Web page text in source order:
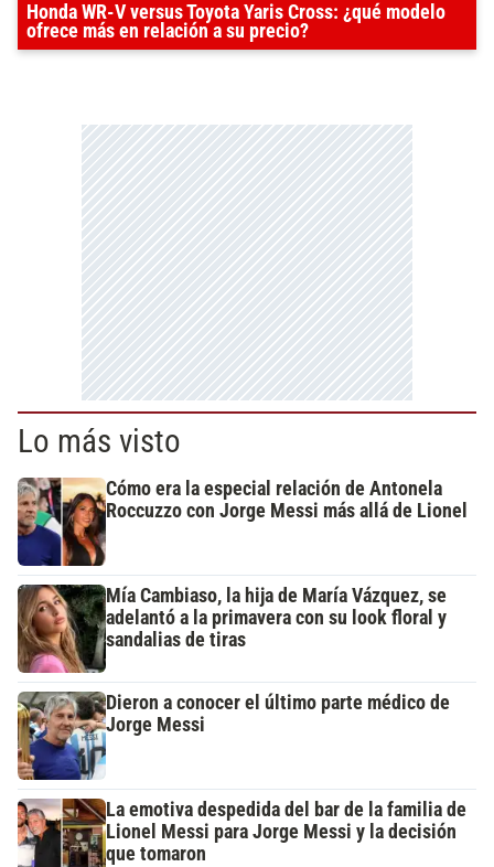
Honda WR-V versus Toyota Yaris Cross: ¿qué modelo
ofrece más en relación a su precio?
Lo más visto
Cómo era la especial relación de Antonela
Roccuzzo con Jorge Messi más allá de Lionel
Mía Cambiaso, la hija de María Vázquez, se
adelantó a la primavera con su look floral y
sandalias de tiras
Dieron a conocer el último parte médico de
Jorge Messi
La emotiva despedida del bar de la familia de
Lionel Messi para Jorge Messi y la decisión
que tomaron